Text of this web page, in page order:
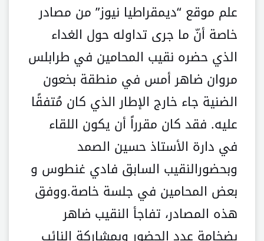
علم موقع “ديمقراطيا نيوز” من مصادر
خاصة أنّ ما جرى تداوله حول الغداء
الذي حضره نقيب المحامين في طرابلس
مروان ضاهر أمس في منطقة بخعون
الضنية جاء خارج الإطار الذي كان مُتفقًا
عليه. فقد كان مقرراً أن يكون اللقاء
في دارة الأستاذ حسين الصمد
وبحضورالنقيب السابق فادي غنطوس و
بعض المحامين في جلسة خاصة.ووفق
هذه المصادر، تفاجأ النقيب ضاهر